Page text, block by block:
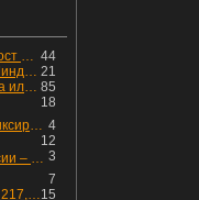
44
Санкции США пристрелили рост акций в России
21
Сенат США принял санкции Линдси Грэма против России
85
Где находится Грузия : Европа или Азия
18
4
💪 ОФЗ с самыми жирными фиксированными купонами
12
3
🚂 📬 РЖД против Почты России – Какие облигации выбрать?
7
15
Почему я ненавижу ВТБ (пост 217, 12+)